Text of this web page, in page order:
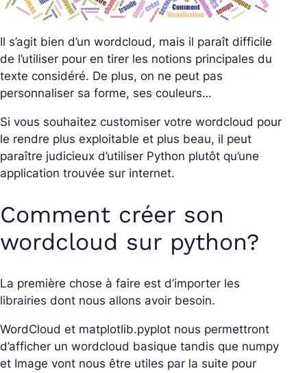
Il s’agit bien d’un wordcloud, mais il paraît difficile
de l’utiliser pour en tirer les notions principales du
texte considéré. De plus, on ne peut pas
personnaliser sa forme, ses couleurs…
Si vous souhaitez customiser votre wordcloud pour
le rendre plus exploitable et plus beau, il peut
paraître judicieux d’utiliser Python plutôt qu’une
application trouvée sur internet.
Comment créer son
wordcloud sur python?
La première chose à faire est d’importer les
librairies dont nous allons avoir besoin.
WordCloud et matplotlib.pyplot nous permettront
d’afficher un wordcloud basique tandis que numpy
et Image vont nous être utiles par la suite pour